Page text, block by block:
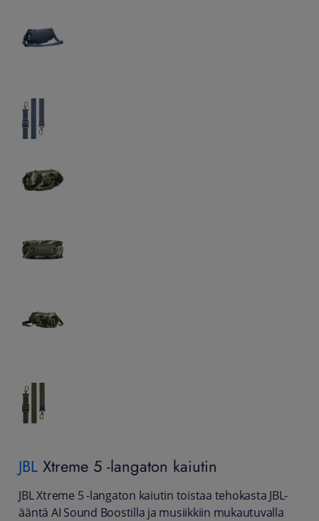
JBL Xtreme 5 -langaton kaiutin
JBL Xtreme 5 -langaton kaiutin toistaa tehokasta JBL-
ääntä AI Sound Boostilla ja musiikkiin mukautuvalla